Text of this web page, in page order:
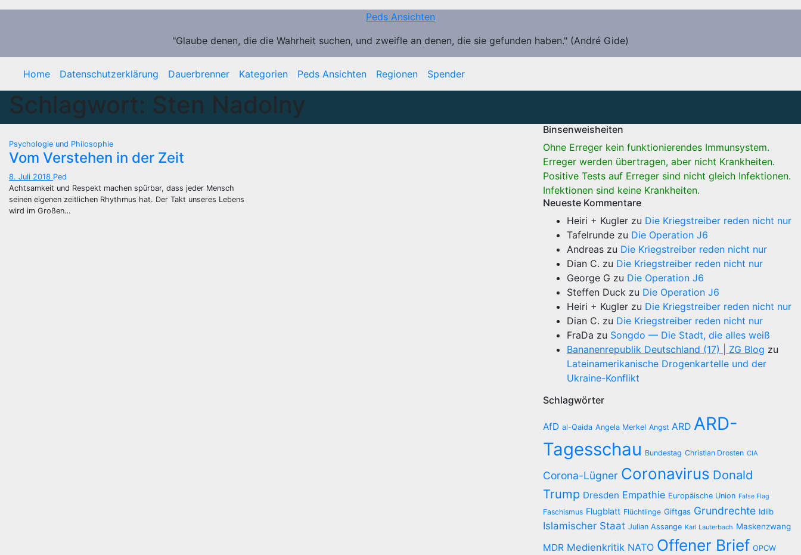
Zum
Peds Ansichten
"Glaube denen, die die Wahrheit suchen, und zweifle an denen, die sie gefunden haben." (André Gide)
Home Datenschutzerklärung Dauerbrenner Kategorien Peds Ansichten Regionen Spender
Schlagwort: Sten Nadolny
Psychologie und Philosophie
Vom Verstehen in der Zeit
8. Juli 2018 Ped
Achtsamkeit und Respekt machen spürbar, dass jeder Mensch
seinen eigenen zeitlichen Rhythmus hat. Der Takt unseres Lebens
wird im Großen…
Binsenweisheiten
Ohne Erreger kein funktionierendes Immunsystem.
Erreger werden übertragen, aber nicht Krankheiten.
Positive Tests auf Erreger sind nicht gleich Infektionen.
Infektionen sind keine Krankheiten.
Neueste Kommentare
Heiri + Kugler zu Die Kriegstreiber reden nicht nur
Tafelrunde zu Die Operation J6
Andreas zu Die Kriegstreiber reden nicht nur
Dian C. zu Die Kriegstreiber reden nicht nur
George G zu Die Operation J6
Steffen Duck zu Die Operation J6
Heiri + Kugler zu Die Kriegstreiber reden nicht nur
Dian C. zu Die Kriegstreiber reden nicht nur
FraDa zu Songdo — Die Stadt, die alles weiß
Bananenrepublik Deutschland (17) | ZG Blog zu
Lateinamerikanische Drogenkartelle und der
Ukraine-Konflikt
Schlagwörter
AfD al-Qaida Angela Merkel Angst ARD ARD-
Tagesschau Bundestag Christian Drosten CIA
Corona-Lügner Coronavirus Donald
Trump Dresden Empathie Europäische Union False Flag
Faschismus Flugblatt Flüchtlinge Giftgas Grundrechte Idlib
Islamischer Staat Julian Assange Karl Lauterbach Maskenzwang
MDR Medienkritik NATO Offener Brief OPCW